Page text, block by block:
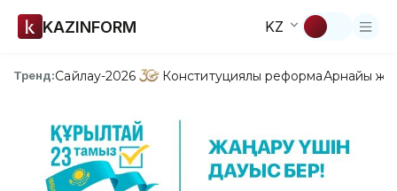
KAZINFORM KZ
Тренд:Сайлау-2026 Конституциялық реформаАрнайы